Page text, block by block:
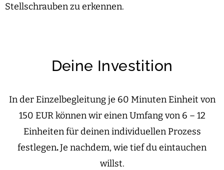
Stellschrauben zu erkennen.
Deine Investition
In der Einzelbegleitung je 60 Minuten Einheit von
150 EUR können wir einen Umfang von 6 – 12
Einheiten für deinen individuellen Prozess
festlegen.Je nachdem, wie tief du eintauchen
willst.